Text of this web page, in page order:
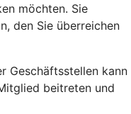
möchten. Sie
den Sie überreichen
Geschäftsstellen kann
beitreten und